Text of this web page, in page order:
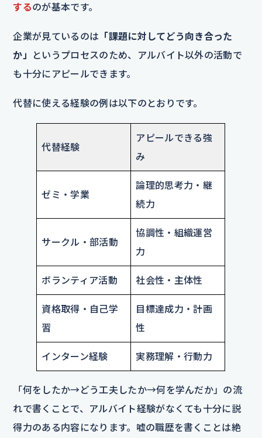
するのが基本です。
企業が見ているのは 「課題に対してどう向き合った
か」
というプロセスのため、アルバイト以外の活動で
も十分にアピールできます。
代替に使える経験の例は以下のとおりです。
代替経験
アピールできる強
み
ゼミ・学業
論理的思考力・継
続力
サークル・部活動
協調性・組織運営
力
ボランティア活動 社会性・主体性
資格取得・自己学
習
目標達成力・計画
性
インターン経験 実務理解・行動力
「何をしたか→どう工夫したか→何を学んだか」の流
れで書くことで、アルバイト経験がなくても十分に説
得力のある内容になります。嘘の職歴を書くことは絶